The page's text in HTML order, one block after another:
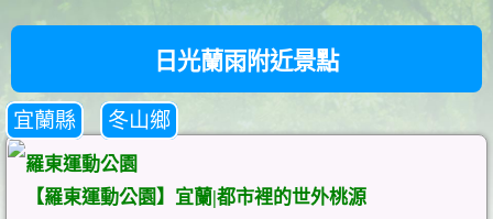
日光蘭雨附近景點
宜蘭縣 冬山鄉
羅東運動公園
【羅東運動公園】宜蘭|都市裡的世外桃源